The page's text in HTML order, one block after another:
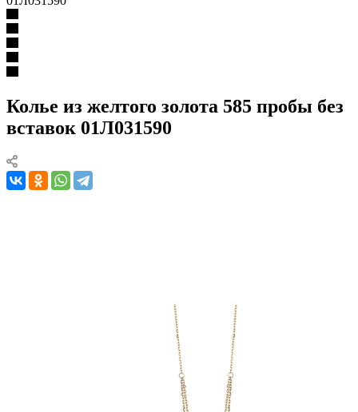
Колье из желтого золота 585 пробы без
вставок 01Л031590